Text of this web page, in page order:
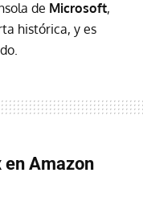
de Microsoft,
histórica, y es
en Amazon